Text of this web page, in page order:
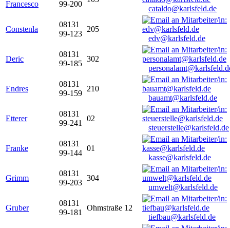
Francesco
99-200
cataldo@karlsfeld.de
Constenla
08131
99-123
205
edv@karlsfeld.de
Deric
08131
99-185
302
Endres
08131
99-159
210
bauamt@karlsfeld.de
Etterer
08131
99-241
02
steuerstelle@karlsfeld.de
Franke
08131
99-144
01
kasse@karlsfeld.de
Grimm
08131
99-203
304
umwelt@karlsfeld.de
Gruber
08131
99-181
Ohmstraße 12
tiefbau@karlsfeld.de